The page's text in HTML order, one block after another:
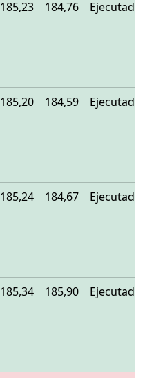
185,23 184,76 Ejecutado
185,20 184,59 Ejecutado
185,24 184,67 Ejecutado
185,34 185,90 Ejecutado